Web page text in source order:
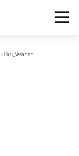
> Ilari_Vesanen